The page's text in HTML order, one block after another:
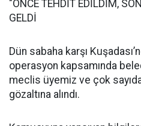
"ÖNCE TEHDİT EDİLDİM,
GELDİ
Dün sabaha karşı
operasyon kapsamında
meclis üyemiz ve çok
gözaltına alındı.